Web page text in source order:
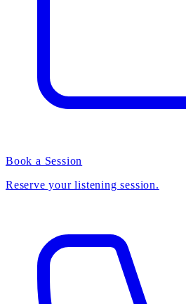
Book a Session
Reserve your listening session.